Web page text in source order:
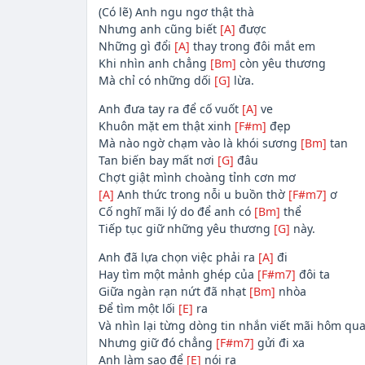
(Có lẽ) Anh ngu ngơ thật thà
Nhưng anh cũng biết [A] được
Những gì đổi [A] thay trong đôi mắt em
Khi nhìn anh chẳng [Bm] còn yêu thương
Mà chỉ có những dối [G] lừa.
Anh đưa tay ra để cố vuốt [A] ve
Khuôn mặt em thật xinh [F#m] đẹp
Mà nào ngờ chạm vào là khói sương [Bm] tan
Tan biến bay mất nơi [G] đâu
Chợt giật mình choàng tỉnh cơn mơ
[A] Anh thức trong nỗi u buồn thờ [F#m7] ơ
Cố nghĩ mãi lý do để anh có [Bm] thể
Tiếp tục giữ những yêu thương [G] này.
Anh đã lựa chọn việc phải ra [A] đi
Hay tìm một mảnh ghép của [F#m7] đôi ta
Giữa ngàn rạn nứt đã nhạt [Bm] nhòa
Để tìm một lối [E] ra
Và nhìn lại từng dòng tin nhắn viết mãi hôm qua
Nhưng giữ đó chẳng [F#m7] gửi đi xa
Anh làm sao để [E] nói ra